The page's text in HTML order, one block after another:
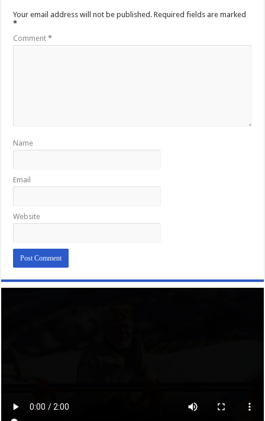
Your email address will not be published. Required fields are marked
*
Comment*
Name
Email
Website